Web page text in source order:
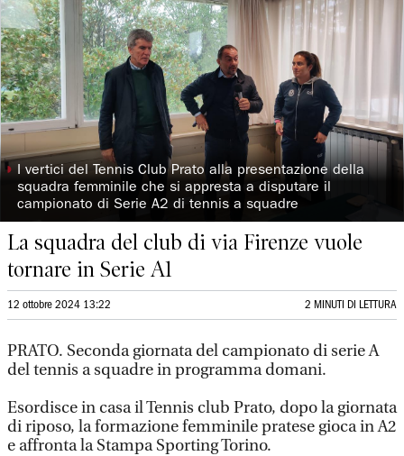
◗ I vertici del Tennis Club Prato alla presentazione della
squadra femminile che si appresta a disputare il
campionato di Serie A2 di tennis a squadre
La squadra del club di via Firenze vuole
tornare in Serie A1
12 ottobre 2024 13:22 2 MINUTI DI LETTURA
PRATO. Seconda giornata del campionato di serie A
del tennis a squadre in programma domani.
Esordisce in casa il Tennis club Prato, dopo la giornata
di riposo, la formazione femminile pratese gioca in A2
e affronta la Stampa Sporting Torino.